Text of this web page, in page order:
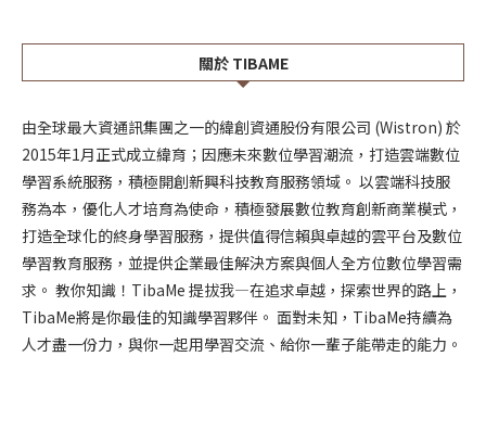
關於 TIBAME
由全球最大資通訊集團之一的緯創資通股份有限公司 (Wistron) 於
2015年1月正式成立緯育；因應未來數位學習潮流，打造雲端數位
學習系統服務，積極開創新興科技教育服務領域。 以雲端科技服
務為本，優化人才培育為使命，積極發展數位教育創新商業模式，
打造全球化的終身學習服務，提供值得信賴與卓越的雲平台及數位
學習教育服務，並提供企業最佳解決方案與個人全方位數位學習需
求。 教你知識！TibaMe 提拔我—在追求卓越，探索世界的路上，
TibaMe將是你最佳的知識學習夥伴。 面對未知，TibaMe持續為
人才盡一份力，與你一起用學習交流、給你一輩子能帶走的能力。